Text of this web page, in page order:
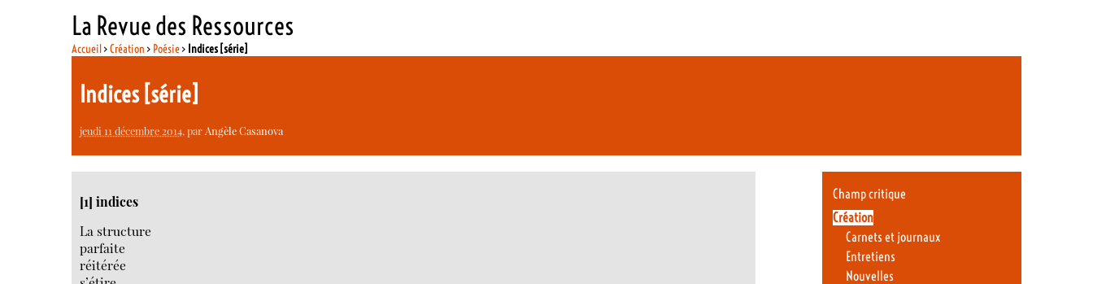
La Revue des Ressources
Accueil>Création > Poésie> Indices [série]
Indices [série]
jeudi 11 décembre 2014, parAngèle Casanova
[1] indices
La structure
parfaite
réitérée
Champ critique
Création
Carnets et journaux
Entretiens
Nouvelles